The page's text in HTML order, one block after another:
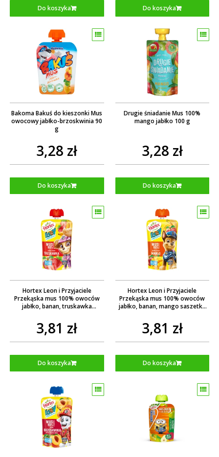
Do koszyka Do koszyka
Bakoma Bakuś do kieszonki Mus
owocowy jabłko-brzoskwinia 90
g
3,28 zł
Do koszyka
Drugie śniadanie Mus 100%
mango jabłko 100 g
3,28 zł
Do koszyka
Hortex Leon i Przyjaciele
Przekąska mus 100% owoców
jabłko, banan, truskawka
3,81 zł
Do koszyka
Hortex Leon i Przyjaciele
Przekąska mus 100% owoców
jabłko, banan, mango saszetka
3,81 zł
Do koszyka